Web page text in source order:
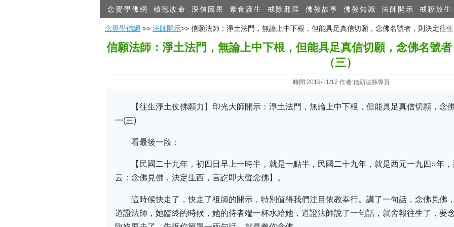
念覺學佛網 積德改命 深信因果 素食護生 戒除邪淫 佛教故事 佛教知識 法師開示 戒殺放生
念覺學佛網 >> 法師開示>> 信願法師：淨土法門，無論上中下根，但能具足真信切願，念佛名號者，則決定往
信願法師：淨土法門，無論上中下根，但能具足真信切願，念佛名號
（三）
時間:2019/11/12 作者:信願法師專頁
【往生淨土仗佛願力】印光大師開示：淨土法門，無論上中下根，但能具足真信切願，念
一(三)
看最後一段：
【民國二十九年，初四日早上一時半，就是一點半，民國二十九年，就是西元一九四○年
云：念佛見佛，決定生西，言訖即大聲念佛】。
這時候快走了，快走了祖師的開示，特別值得我們注目依教奉行。講了一句話，念佛見佛
道證法師，她臨終的時候，她的侍者端一杯水給她，道證法師說了一句話，就舍報往生了，要